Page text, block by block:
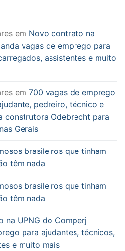
em Novo contrato na
vagas de emprego para
assistentes e muito
em 700 vagas de emprego
pedreiro, técnico e
construtora Odebrecht para
Gerais
brasileiros que tinham
têm nada
brasileiros que tinham
têm nada
na UPNG do Comperj
para ajudantes, técnicos,
e muito mais